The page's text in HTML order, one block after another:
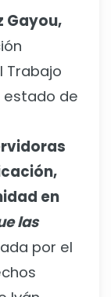
Gayou,
Trabajo
estado de
en
las
por el